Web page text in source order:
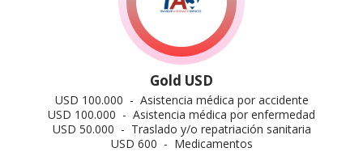
Gold USD
USD 100.000 - Asistencia médica por accidente
USD 100.000 - Asistencia médica por enfermedad
USD 50.000 - Traslado y/o repatriación sanitaria
USD 600 - Medicamentos